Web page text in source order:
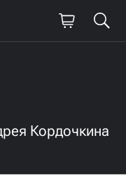
Кордочкина